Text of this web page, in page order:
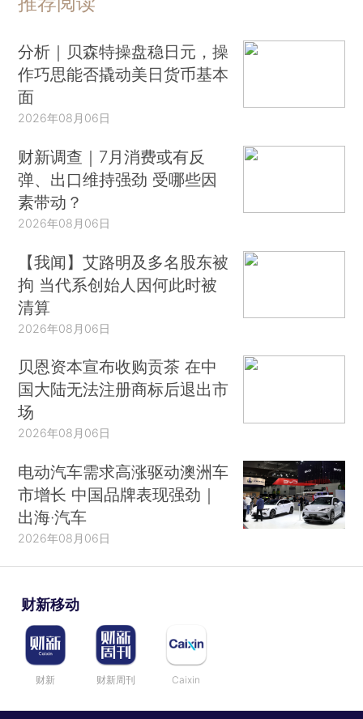
分析｜贝森特操盘稳日元，操
作巧思能否撬动美日货币基本
面
2026年08月06日
财新调查｜7月消费或有反
弹、出口维持强劲 受哪些因
素带动？
2026年08月06日
【我闻】艾路明及多名股东被
拘 当代系创始人因何此时被
清算
2026年08月06日
贝恩资本宣布收购贡茶 在中
国大陆无法注册商标后退出市
场
2026年08月06日
电动汽车需求高涨驱动澳洲车
市增长 中国品牌表现强劲｜
出海·汽车
2026年08月06日
财新移动
财新 财新周刊 Caixin